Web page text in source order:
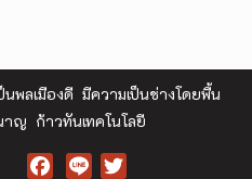
นพลเมืองดี มีความเป็นช่างโดยพื้น
ญ ก้าวทันเทคโนโลยี